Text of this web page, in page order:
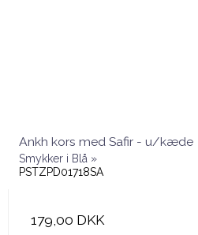
Ankh kors med Safir - u/kæde
Smykker i Blå »
PSTZPD01718SA
179,00 DKK